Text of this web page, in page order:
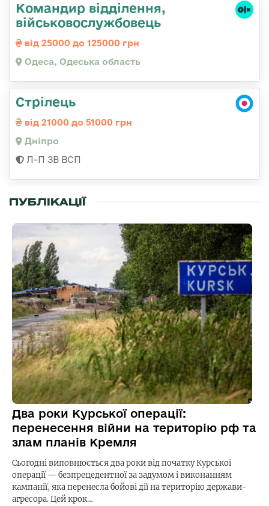
Командир відділення,
військовослужбовець
від 25000 до 125000 грн
Одеса, Одеська область
Стрілець
від 21000 до 51000 грн
Дніпро
Л-П ЗВ ВСП
ПУБЛІКАЦІЇ
Два роки Курської операції:
перенесення війни на територію рф та
злам планів Кремля
Сьогодні виповнюється два роки від початку Курської
операції — безпрецедентної за задумом і виконанням
кампанії, яка перенесла бойові дії на територію держави-
агресора. Цей крок…